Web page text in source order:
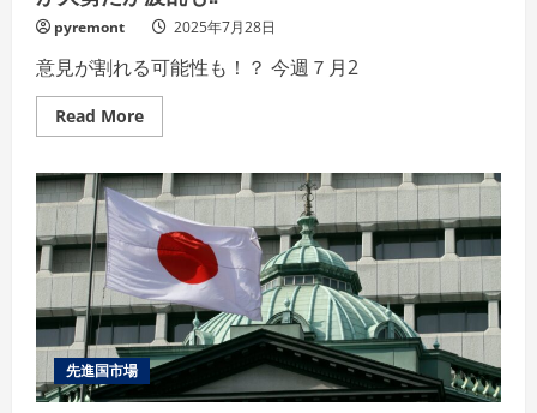
pyremont 2025年7月28日
意見が割れる可能性も！？ 今週７月2
Read MoreRead
more
月
30
ｰ
31
日
開
催
FOMC
～
金
融
政
策
維
先進国市場